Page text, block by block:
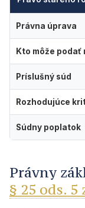
Právna úprava
Kto môže podať
Príslušný súd
Rozhodujúce
Súdny poplatok
Právny
§ 25 ods.